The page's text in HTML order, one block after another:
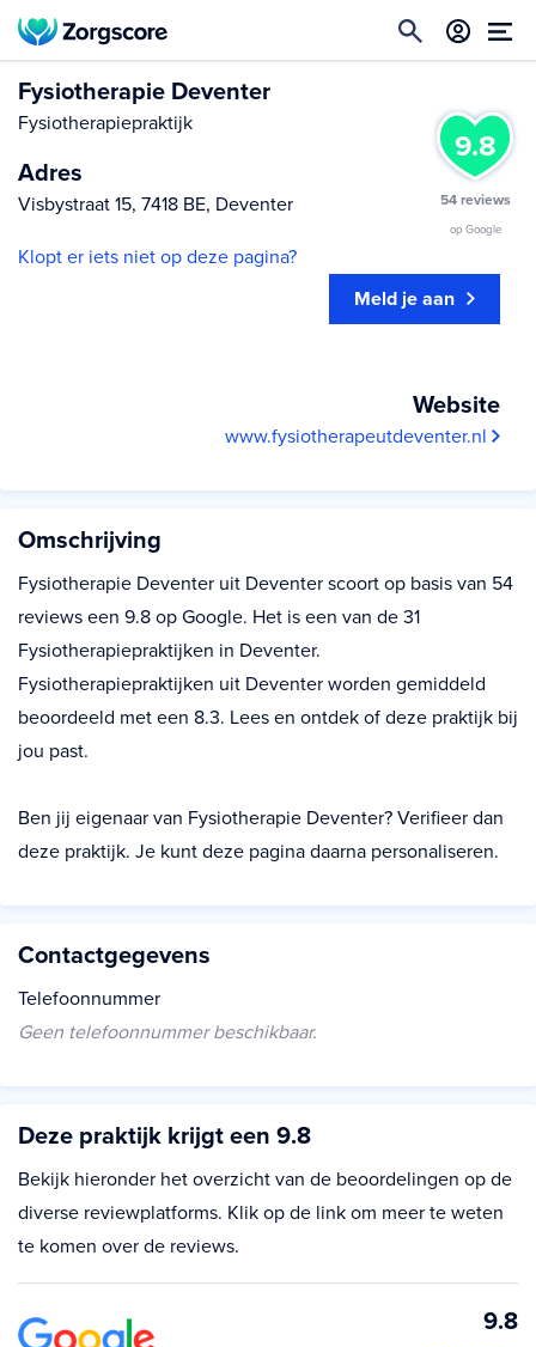
9.8
54 reviews
op Google
Fysiotherapie Deventer
Fysiotherapiepraktijk
Adres
Visbystraat 15, 7418 BE, Deventer
Klopt er iets niet op deze pagina?
Meld je aan
Website
www.fysiotherapeutdeventer.nl
Omschrijving
Fysiotherapie Deventer uit Deventer scoort op basis van 54
reviews een 9.8 op Google. Het is een van de 31
Fysiotherapiepraktijken in Deventer.
Fysiotherapiepraktijken uit Deventer worden gemiddeld
beoordeeld met een 8.3. Lees en ontdek of deze praktijk bij
jou past.
Ben jij eigenaar van Fysiotherapie Deventer? Verifieer dan
deze praktijk. Je kunt deze pagina daarna personaliseren.
Contactgegevens
Telefoonnummer
Geen telefoonnummer beschikbaar.
Deze praktijk krijgt een 9.8
Bekijk hieronder het overzicht van de beoordelingen op de
diverse reviewplatforms. Klik op de link om meer te weten
te komen over de reviews.
9.8